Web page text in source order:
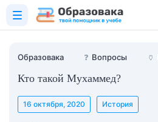
Образовака ❓ Вопросы 🏺
Кто такой Мухаммед?
16 октября, 2020 История